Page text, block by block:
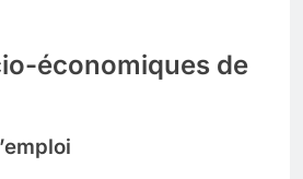
économiques de